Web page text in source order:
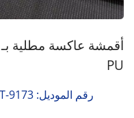
أقمشة عاكسة مطلية بـ
PU
رقم الموديل: NT-9173